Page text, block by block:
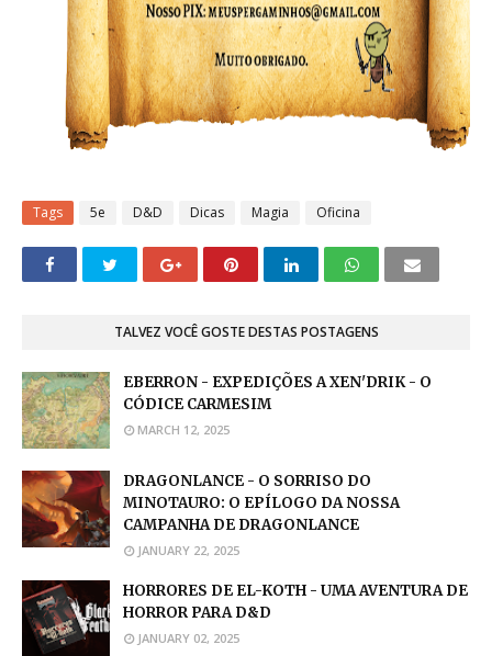
Tags 5e D&D Dicas Magia Oficina
TALVEZ VOCÊ GOSTE DESTAS POSTAGENS
EBERRON - EXPEDIÇÕES A XEN'DRIK - O
CÓDICE CARMESIM
MARCH 12, 2025
DRAGONLANCE - O SORRISO DO
MINOTAURO: O EPÍLOGO DA NOSSA
CAMPANHA DE DRAGONLANCE
JANUARY 22, 2025
HORRORES DE EL-KOTH - UMA AVENTURA DE
HORROR PARA D&D
JANUARY 02, 2025